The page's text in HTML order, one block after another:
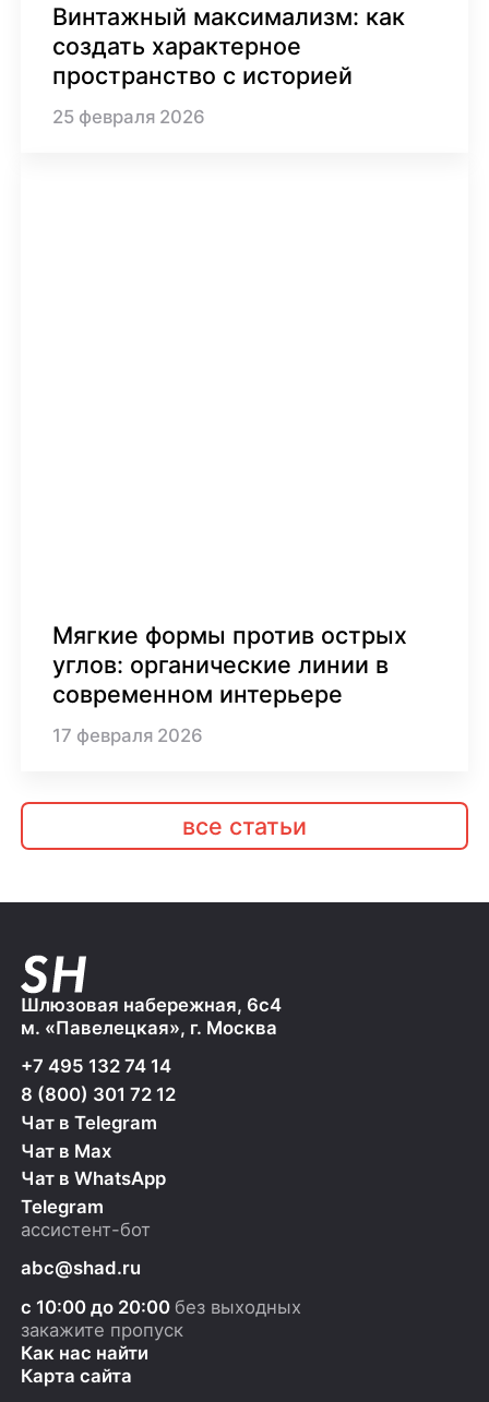
Винтажный максимализм: как
создать характерное
пространство с историей
25 февраля 2026
Мягкие формы против острых
углов: органические линии в
современном интерьере
17 февраля 2026
все статьи
Шлюзовая набережная, 6с4
м. «Павелецкая», г. Москва
+7 495 132 74 14
8 (800) 301 72 12
Чат в Telegram
Чат в Max
Чат в WhatsApp
Telegram
ассистент-бот
abc@shad.ru
с 10:00 до 20:00 без выходных
закажите пропуск
Как нас найти
Карта сайта